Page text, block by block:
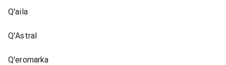
Q'aila
Q'Astral
Q'eromarka